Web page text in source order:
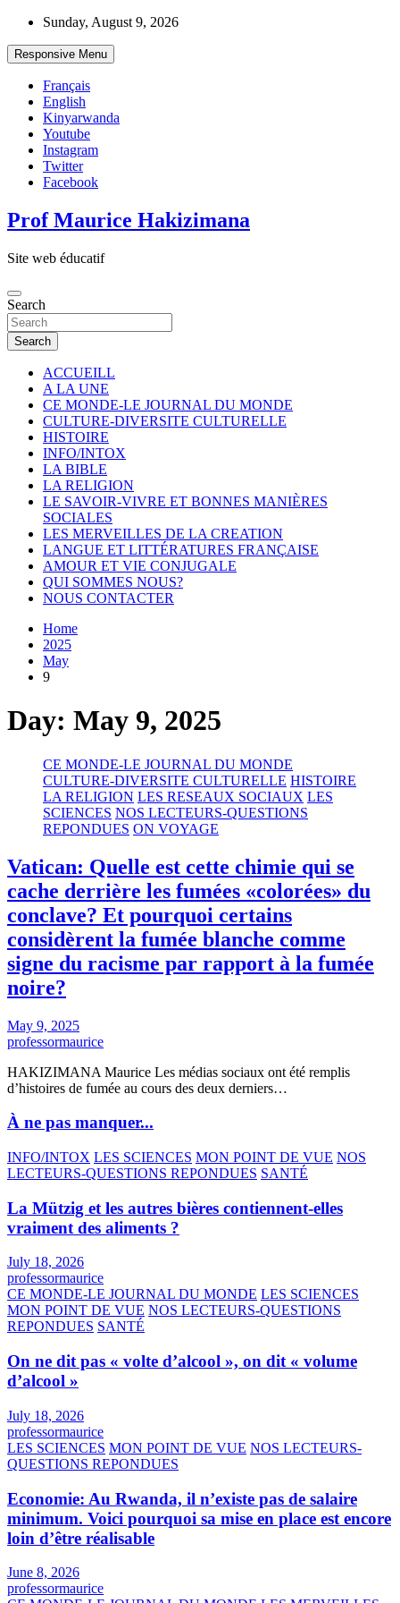
Skip
content
Sunday, August 9, 2026
Responsive Menu
Français
English
Kinyarwanda
Youtube
Instagram
Twitter
Facebook
Prof Maurice Hakizimana
Site web éducatif
Search
Search
ACCUEILL
A LA UNE
CE MONDE-LE JOURNAL DU MONDE
CULTURE-DIVERSITE CULTURELLE
HISTOIRE
INFO/INTOX
LA BIBLE
LA RELIGION
LE SAVOIR-VIVRE ET BONNES MANIÈRES
SOCIALES
LES MERVEILLES DE LA CREATION
LANGUE ET LITTÉRATURES FRANÇAISE
AMOUR ET VIE CONJUGALE
QUI SOMMES NOUS?
NOUS CONTACTER
Home
2025
May
9
Day: May 9, 2025
CE MONDE-LE JOURNAL DU MONDE
CULTURE-DIVERSITE CULTURELLE HISTOIRE
LA RELIGION LES RESEAUX SOCIAUX LES
SCIENCES NOS LECTEURS-QUESTIONS
REPONDUES ON VOYAGE
Vatican: Quelle est cette chimie qui se
cache derrière les fumées «colorées» du
conclave? Et pourquoi certains
considèrent la fumée blanche comme
signe du racisme par rapport à la fumée
noire?
May 9, 2025
professormaurice
HAKIZIMANA Maurice Les médias sociaux ont été remplis
d’histoires de fumée au cours des deux derniers…
À ne pas manquer...
INFO/INTOX LES SCIENCES MON POINT DE VUE NOS
LECTEURS-QUESTIONS REPONDUES SANTÉ
La Mützig et les autres bières contiennent-elles
vraiment des aliments ?
July 18, 2026
professormaurice
CE MONDE-LE JOURNAL DU MONDE LES SCIENCES
MON POINT DE VUE NOS LECTEURS-QUESTIONS
REPONDUES SANTÉ
On ne dit pas « volte d’alcool », on dit « volume
d’alcool »
July 18, 2026
professormaurice
LES SCIENCES MON POINT DE VUE NOS LECTEURS-
QUESTIONS REPONDUES
Economie: Au Rwanda, il n’existe pas de salaire
minimum. Voici pourquoi sa mise en place est encore
loin d’être réalisable
June 8, 2026
professormaurice